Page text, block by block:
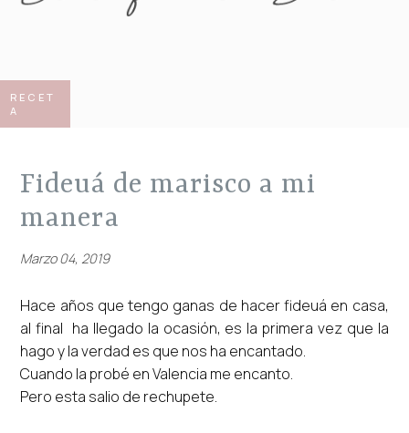
RECET
A
fideuá de marisco a mi
manera
Marzo 04, 2019
Hace años que tengo ganas de hacer fideuá en casa,
al final ha llegado la ocasión, es la primera vez que la
hago y la verdad es que nos ha encantado.
Cuando la probé en Valencia me encanto.
Pero esta salio de rechupete.